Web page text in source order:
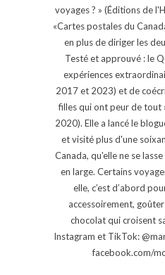
voyages ? » (Éditions de
«Cartes postales du
en plus de diriger les
Testé et approuvé : le
expériences
2017 et 2023) et de
filles qui ont peur de tout
2020). Elle a lancé le
et visité plus d'une
Canada, qu'elle ne se
en large. Certains
elle, c’est d’abord
accessoirement,
chocolat qui croisent
Instagram et TikTok:
facebook.com/